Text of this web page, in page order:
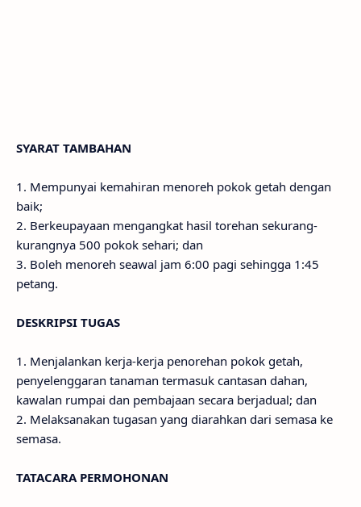
SYARAT TAMBAHAN
1. Mempunyai kemahiran menoreh pokok getah dengan
baik;
2. Berkeupayaan mengangkat hasil torehan sekurang-
kurangnya 500 pokok sehari; dan
3. Boleh menoreh seawal jam 6:00 pagi sehingga 1:45
petang.
DESKRIPSI TUGAS
1. Menjalankan kerja-kerja penorehan pokok getah,
penyelenggaran tanaman termasuk cantasan dahan,
kawalan rumpai dan pembajaan secara berjadual; dan
2. Melaksanakan tugasan yang diarahkan dari semasa ke
semasa.
TATACARA PERMOHONAN